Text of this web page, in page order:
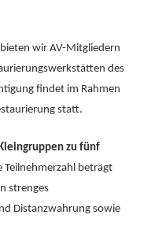
wir AV-Mitgliedern
des
findet im Rahmen
statt.
zu fünf
beträgt
strenges
Distanzwahrung sowie